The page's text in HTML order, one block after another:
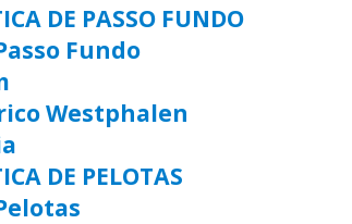
DE PASSO FUNDO
Fundo
Westphalen
DE PELOTAS